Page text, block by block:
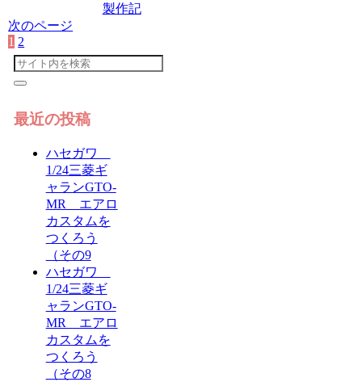
製作記
次のページ
1 2
へ
最近の投稿
ハセガワ
1/24三菱ギ
ャランGTO-
MR エアロ
カスタムを
つくろう
（その9
ハセガワ
1/24三菱ギ
ャランGTO-
MR エアロ
カスタムを
つくろう
（その8